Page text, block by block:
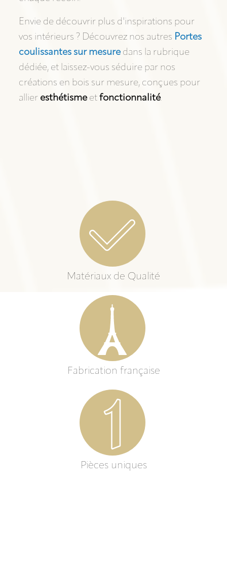
Envie de découvrir plus d'inspirations pour
vos intérieurs ? Découvrez nos autres Portes
coulissantes sur mesure dans la rubrique
dédiée, et laissez-vous séduire par nos
créations en bois sur mesure, conçues pour
allier esthétisme etfonctionnalité.
Matériaux de Qualité
Fabrication française
Pièces uniques